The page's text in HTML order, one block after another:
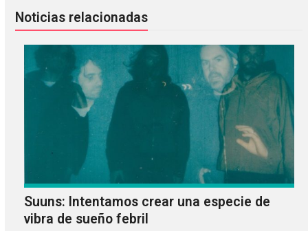
Noticias relacionadas
Suuns: Intentamos crear una especie de
vibra de sueño febril